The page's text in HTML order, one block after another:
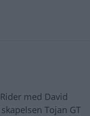
med David
Tojan GT